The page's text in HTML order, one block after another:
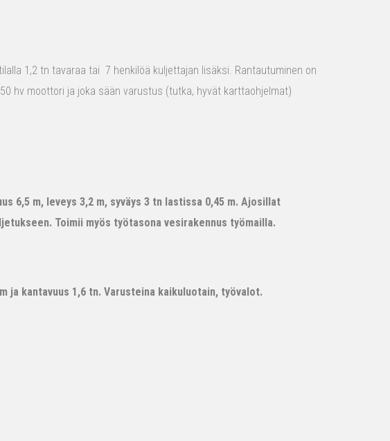
1,2 tn tavaraa tai 7 henkilöä kuljettajan lisäksi. Rantautuminen on
hv moottori ja joka sään varustus (tutka, hyvät karttaohjelmat)
6,5 m, leveys 3,2 m, syväys 3 tn lastissa 0,45 m. Ajosillat
Toimii myös työtasona vesirakennus työmailla.
ja kantavuus 1,6 tn. Varusteina kaikuluotain, työvalot.